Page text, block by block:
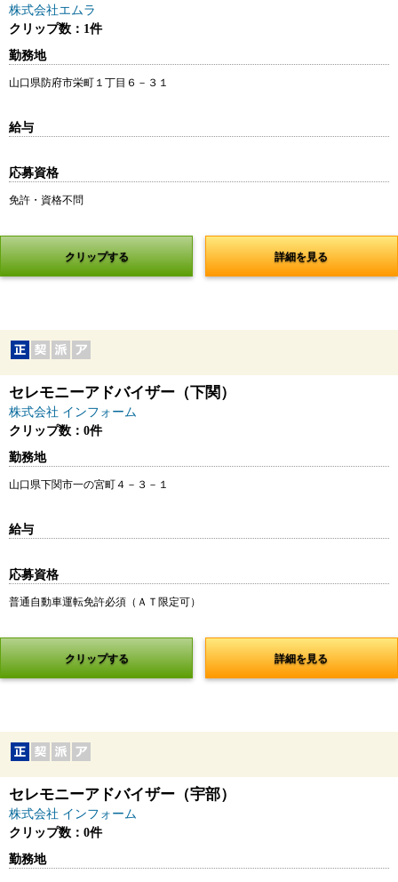
株式会社エムラ
クリップ数：1件
勤務地
山口県防府市栄町１丁目６－３１
給与
応募資格
免許・資格不問
クリップする 詳細を見る
セレモニーアドバイザー（下関）
株式会社 インフォーム
クリップ数：0件
勤務地
山口県下関市一の宮町４－３－１
給与
応募資格
普通自動車運転免許必須（ＡＴ限定可）
クリップする 詳細を見る
セレモニーアドバイザー（宇部）
株式会社 インフォーム
クリップ数：0件
勤務地